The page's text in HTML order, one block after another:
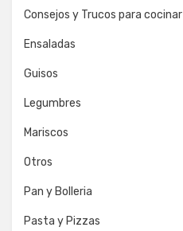
Consejos y Trucos para cocinar
Ensaladas
Guisos
Legumbres
Mariscos
Otros
Pan y Bolleria
Pasta y Pizzas